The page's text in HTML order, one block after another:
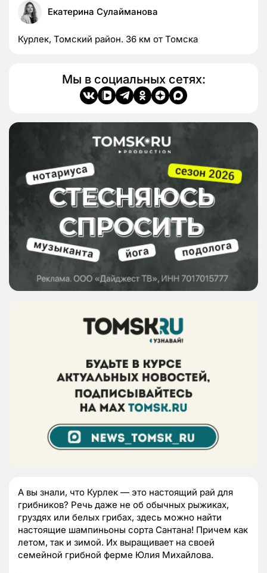
Екатерина Сулайманова
Курлек, Томский район. 36 км от Томска
Мы в социальных сетях:
А вы знали, что Курлек — это настоящий рай для
грибников? Речь даже не об обычных рыжиках,
груздях или белых грибах, здесь можно найти
настоящие шампиньоны сорта Сантана! Причем как
летом, так и зимой. Их выращивает на своей
семейной грибной ферме Юлия Михайлова.